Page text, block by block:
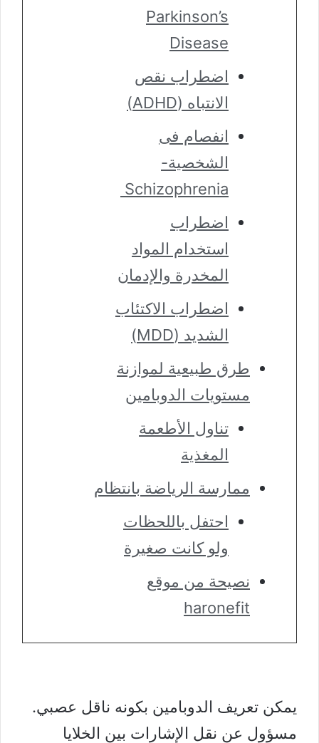
Parkinson’s
Disease
اضطراب نقص
الانتباه (ADHD)
انفصام فى
الشخصية-
Schizophrenia
اضطراب
استخدام المواد
المخدرة والإدمان
اضطراب الاكتئاب
الشديد (MDD)
طرق طبيعية لموازنة
مستويات الدوبامين
تناول الأطعمة
المغذية
ممارسة الرياضة بانتظام
احتفل باللحظات
ولو كانت صغيرة
نصيحة من موقع
haronefit
يمكن تعريف الدوبامين بكونه ناقل عصبي.
مسؤول عن نقل الإشارات بين الخلايا